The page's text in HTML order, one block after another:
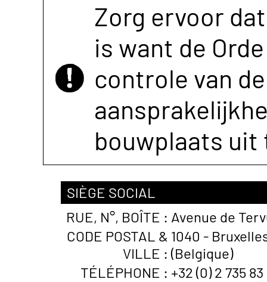
Zorg ervoor
is want de
controle van
bouwplaats uit
SIÈGE SOCIAL
RUE, N°, BOÎTE : Avenue de
CODE POSTAL &
VILLE :
1040 -
(Belgique)
TÉLÉPHONE : +32 (0) 2 735